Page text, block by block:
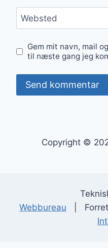
Websted
Gem mit navn, mail
til næste gang jeg
Copyright ©
Webbureau |